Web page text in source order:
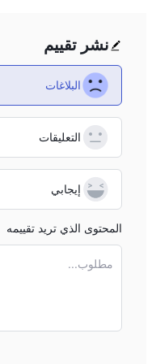
نشر تقييم
البلاغات
التعليقات
إيجابي
المحتوى الذي تريد تقييمه
مطلوب...